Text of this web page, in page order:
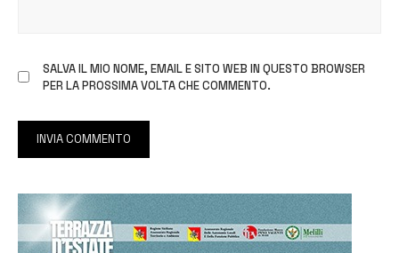
SALVA IL MIO NOME, EMAIL E SITO WEB IN QUESTO BROWSER
PER LA PROSSIMA VOLTA CHE COMMENTO.